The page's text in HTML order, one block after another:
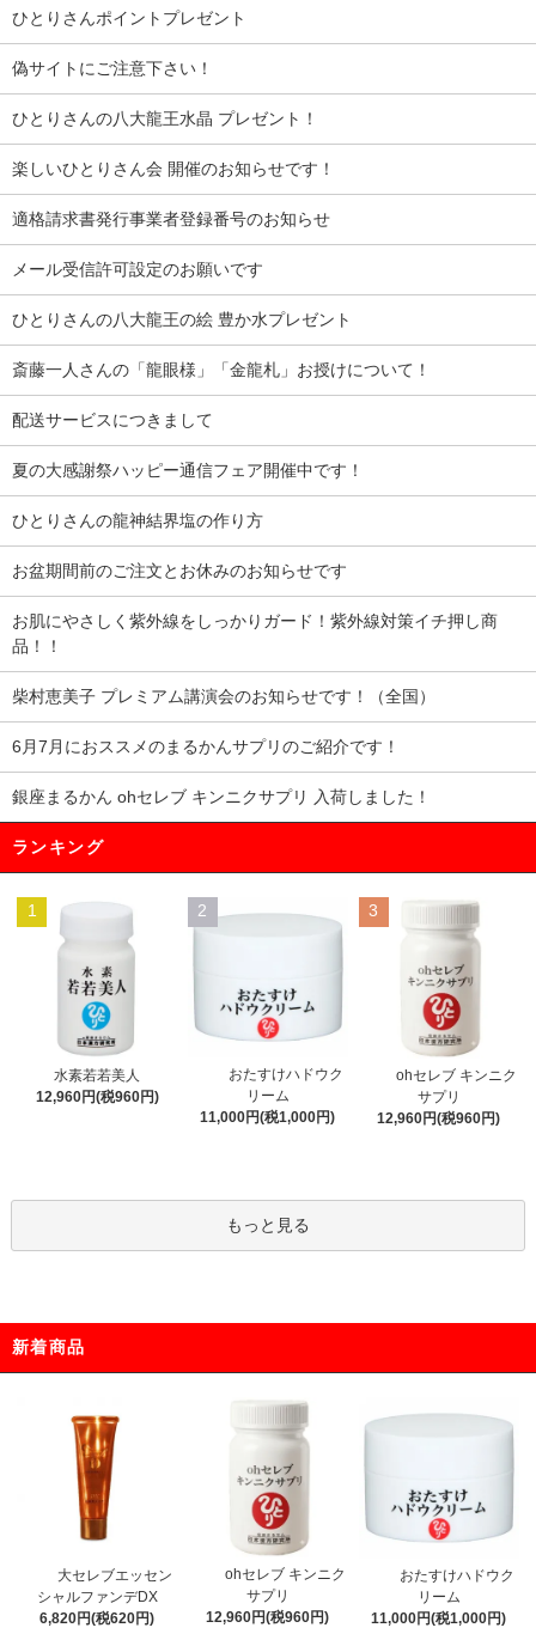
ひとりさんポイントプレゼント
偽サイトにご注意下さい！
ひとりさんの八大龍王水晶 プレゼント！
楽しいひとりさん会 開催のお知らせです！
適格請求書発行事業者登録番号のお知らせ
メール受信許可設定のお願いです
ひとりさんの八大龍王の絵 豊か水プレゼント
斎藤一人さんの「龍眼様」「金龍札」お授けについて！
配送サービスにつきまして
夏の大感謝祭ハッピー通信フェア開催中です！
ひとりさんの龍神結界塩の作り方
お盆期間前のご注文とお休みのお知らせです
お肌にやさしく紫外線をしっかりガード！紫外線対策イチ押し商
品！！
柴村恵美子 プレミアム講演会のお知らせです！（全国）
6月7月におススメのまるかんサプリのご紹介です！
銀座まるかん ohセレブ キンニクサプリ 入荷しました！
ランキング
1
水素若若美人
12,960円(税960円)
2
おたすけハドウク
リーム
11,000円(税1,000円)
3
ohセレブ キンニク
サプリ
12,960円(税960円)
もっと見る
新着商品
大セレブエッセン
シャルファンデDX
6,820円(税620円)
ohセレブ キンニク
サプリ
12,960円(税960円)
おたすけハドウク
リーム
11,000円(税1,000円)